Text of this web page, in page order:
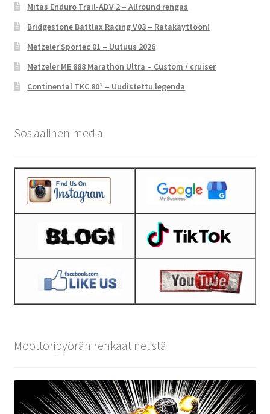
Mitas Enduro Trail-ADV 2 – Allround rengas
Bridgestone Battlax Racing V03 – Ratakäyttöön!
Metzeler Sportec 01 – Uutuus 2026
Metzeler ME 888 Marathon Ultra – Custom / cruiser
Continental TKC 80² – Uudistettu legenda
Sosiaalinen media
Moottoripyörän renkaat netistä